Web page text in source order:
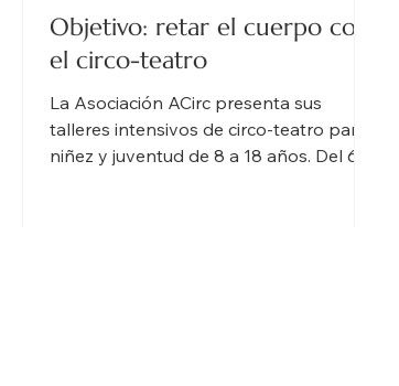
Objetivo: retar el cuerpo con
el circo-teatro
La Asociación ACirc presenta sus
talleres intensivos de circo-teatro para
niñez y juventud de 8 a 18 años. Del 6 al